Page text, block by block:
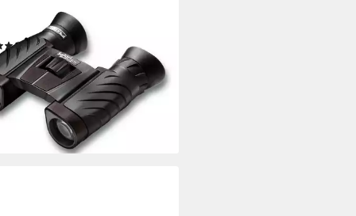
UltraSharp 8x22 Fernglas
leicht, Taschenfernglas)
(2)
€
mtl. in 12 Raten
- in 3-4 Werktagen bei dir